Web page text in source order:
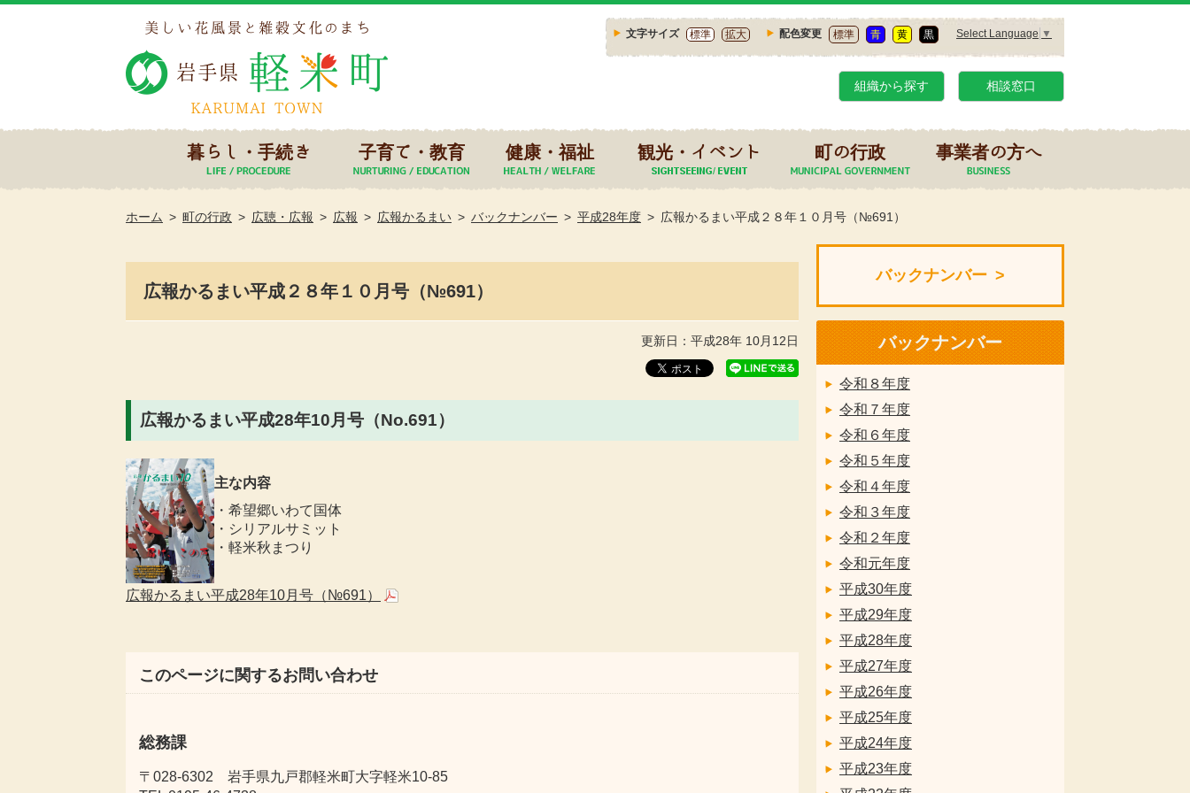
文字サイズ 標準 拡大 配色変更 標準 青 黄 黒 Select Language ▼
組織から探す 相談窓口
暮らし・手続き 子育て・教育 健康・福祉 観光・イベント 町の行政 事業者の方へ
ホーム 町の行政 広聴・広報 広報 広報かるまい バックナンバー 平成28年度 広報かるまい平成２８年１０月号（№691）
広報かるまい平成２８年１０月号（№691）
更新日：平成28年 10月12日
広報かるまい平成28年10月号（No.691）
主な内容
・希望郷いわて国体
・シリアルサミット
・軽米秋まつり
広報かるまい平成28年10月号（№691）
このページに関するお問い合わせ
総務課
〒028-6302 岩手県九戸郡軽米町大字軽米10-85
バックナンバー
バックナンバー
令和８年度
令和７年度
令和６年度
令和５年度
令和４年度
令和３年度
令和２年度
令和元年度
平成30年度
平成29年度
平成28年度
平成27年度
平成26年度
平成25年度
平成24年度
平成23年度